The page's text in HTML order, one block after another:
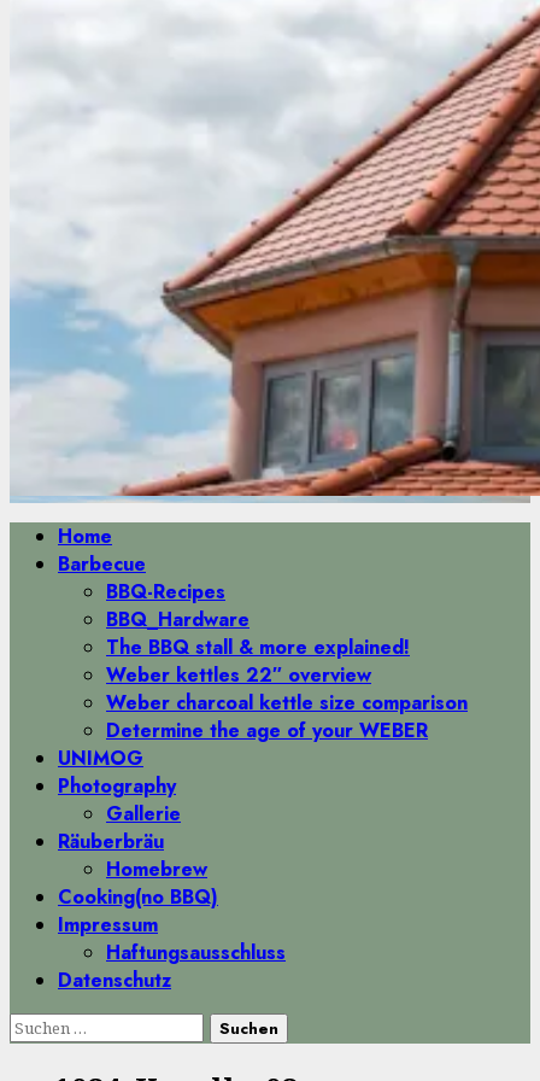
Primäres
Menü
Home
Barbecue
BBQ-Recipes
BBQ_Hardware
The BBQ stall & more explained!
Weber kettles 22″ overview
Weber charcoal kettle size comparison
Determine the age of your WEBER
UNIMOG
Photography
Gallerie
Räuberbräu
Homebrew
Cooking(no BBQ)
Impressum
Haftungsausschluss
Datenschutz
Suchen